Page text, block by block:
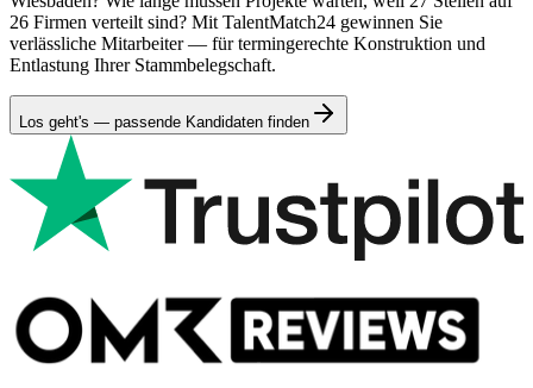
26 Firmen verteilt sind? Mit TalentMatch24 gewinnen Sie
verlässliche Mitarbeiter — für termingerechte Konstruktion und
Entlastung Ihrer Stammbelegschaft.
Los geht's — passende Kandidaten finden